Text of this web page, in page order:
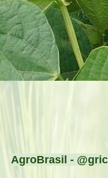
AgroBrasil -